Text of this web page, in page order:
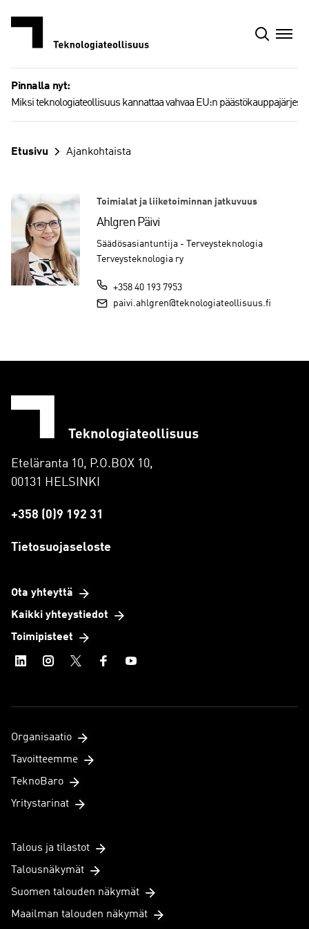
Pinnalla nyt:
Miksi teknologiateollisuus kannattaa vahvaa EU:n
Etusivu Ajankohtaista
Toimialat ja liiketoiminnan jatkuvuus
Ahlgren Päivi
Säädösasiantuntija - Terveysteknologia
Terveysteknologia ry
+358 40 193 7953
paivi.ahlgren@teknologiateollisuus.fi
Eteläranta 10, P.O.BOX 10,
00131 HELSINKI
+358 (0)9 192 31
Tietosuojaseloste
Ota yhteyttä
Kaikki yhteystiedot
Toimipisteet
Organisaatio
Tavoitteemme
TeknoBaro
Yritystarinat
Talous ja tilastot
Talousnäkymät
Suomen talouden näkymät
Maailman talouden näkymät